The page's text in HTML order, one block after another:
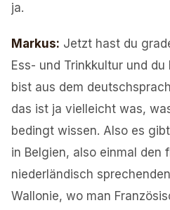
ja.
Markus: Jetzt hast du
Ess- und Trinkkultur und
bist aus dem
das ist ja vielleicht was,
bedingt wissen. Also es
in Belgien, also einmal den
niederländisch
Wallonie, wo man